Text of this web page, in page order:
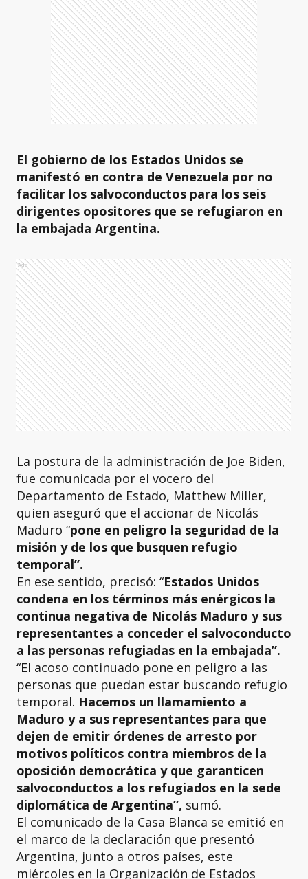
El gobierno de los Estados Unidos se
manifestó en contra de Venezuela por no
facilitar los salvoconductos para los seis
dirigentes opositores que se refugiaron en
la embajada Argentina.
Ads
La postura de la administración de Joe Biden,
fue comunicada por el vocero del
Departamento de Estado, Matthew Miller,
quien aseguró que el accionar de Nicolás
Maduro “pone en peligro la seguridad de la
misión y de los que busquen refugio
temporal”.
En ese sentido, precisó: “Estados Unidos
condena en los términos más enérgicos la
continua negativa de Nicolás Maduro y sus
representantes a conceder el salvoconducto
a las personas refugiadas en la embajada”.
“El acoso continuado pone en peligro a las
personas que puedan estar buscando refugio
temporal. Hacemos un llamamiento a
Maduro y a sus representantes para que
dejen de emitir órdenes de arresto por
motivos políticos contra miembros de la
oposición democrática y que garanticen
salvoconductos a los refugiados en la sede
diplomática de Argentina”, sumó.
El comunicado de la Casa Blanca se emitió en
el marco de la declaración que presentó
Argentina, junto a otros países, este
miércoles en la Organización de Estados